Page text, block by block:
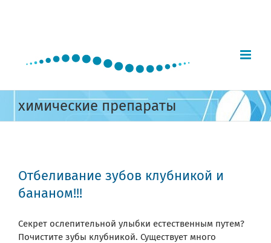
химические препараты
Отбеливание зубов клубникой и
бананом!!!
Секрет ослепительной улыбки естественным путем?
Почистите зубы клубникой. Существует много